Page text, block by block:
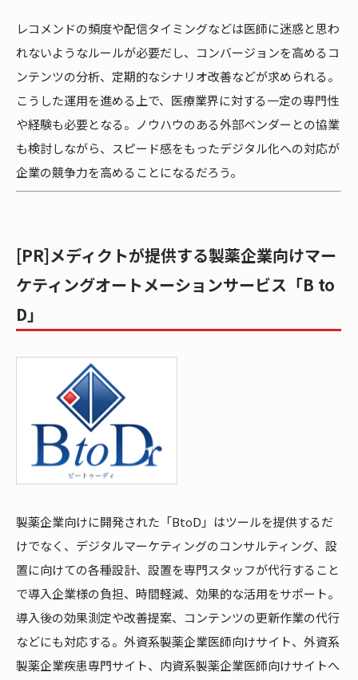
レコメンドの頻度や配信タイミングなどは医師に迷惑と思わ
れないようなルールが必要だし、コンバージョンを高めるコ
ンテンツの分析、定期的なシナリオ改善などが求められる。
こうした運用を進める上で、医療業界に対する一定の専門性
や経験も必要となる。ノウハウのある外部ベンダーとの協業
も検討しながら、スピード感をもったデジタル化への対応が
企業の競争力を高めることになるだろう。
[PR]メディクトが提供する製薬企業向けマー
ケティングオートメーションサービス「B to
D」
製薬企業向けに開発された「BtoD」はツールを提供するだ
けでなく、デジタルマーケティングのコンサルティング、設
置に向けての各種設計、設置を専門スタッフが代行すること
で導入企業様の負担、時間軽減、効果的な活用をサポート。
導入後の効果測定や改善提案、コンテンツの更新作業の代行
などにも対応する。外資系製薬企業医師向けサイト、外資系
製薬企業疾患専門サイト、内資系製薬企業医師向けサイトへ